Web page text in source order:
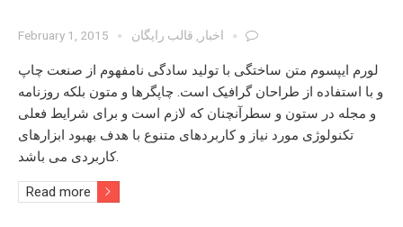
February 1, 2015 اخبار , قالب رایگان
لورم ایپسوم متن ساختگی با تولید سادگی نامفهوم از صنعت چاپ
و با استفاده از طراحان گرافیک است. چاپگرها و متون بلکه روزنامه
و مجله در ستون و سطرآنچنان که لازم است و برای شرایط فعلی
تکنولوژی مورد نیاز و کاربردهای متنوع با هدف بهبود ابزارهای
کاربردی می باشد.
Read more